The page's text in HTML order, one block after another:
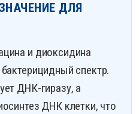
ДЛЯ
и диоксидина
спектр.
ДНК-гиразу, а
ДНК клетки, что